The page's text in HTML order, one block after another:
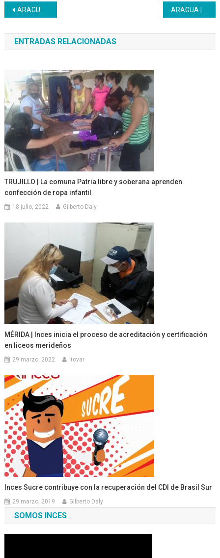
Navegación
de
entradas
ARAGUA | Inces socializa el Sistema de Formación Técnica Profesional en las escuelas técnicas
ENTRADAS RELACIONADAS
TRUJILLO | La comuna Patria libre y soberana aprenden
confección de ropa infantil
18 julio, 2022 Gilberto Daly
MÉRIDA | Inces inicia el proceso de acreditación y certificación
en liceos merideños
29 marzo, 2022 ltovar
Inces Sucre contribuye con la recuperación del CDI de Brasil Sur
29 marzo, 2019 Gilberto Daly
SOMOS INCES